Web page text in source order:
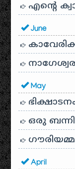
എന്റെ
June
May
ഒരു
ഗൗരിയമ്മ
April